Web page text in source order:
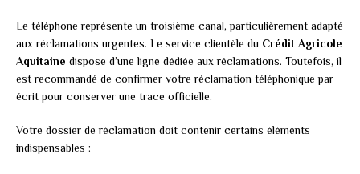
Le téléphone représente un troisième canal, particulièrement adapté
aux réclamations urgentes. Le service clientèle du Crédit Agricole
Aquitaine dispose d’une ligne dédiée aux réclamations. Toutefois, il
est recommandé de confirmer votre réclamation téléphonique par
écrit pour conserver une trace officielle.
Votre dossier de réclamation doit contenir certains éléments
indispensables :